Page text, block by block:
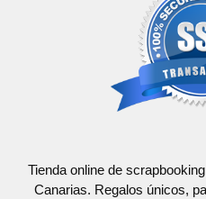
Tienda online de
Canarias. Regalos únicos,